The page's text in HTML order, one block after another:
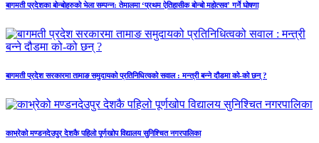
बागमती प्रदेशका बोन्बोहरुको भेला सम्पन्न: तेमालमा ‘प्रथम ऐतिहासीक बोन्बो महोत्सव’ गर्ने घोषणा
बागमती प्रदेश सरकारमा तामाङ समुदायको प्रतिनिधित्वको सवाल : मन्त्री बन्ने दौडमा को‐को छन् ?
काभ्रेको मण्डनदेउपुर देशकै पहिलो पूर्णखोप विद्यालय सुनिश्चित नगरपालिका